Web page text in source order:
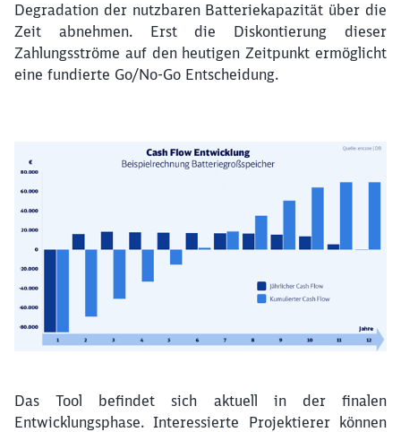
Degradation der nutzbaren Batteriekapazität über die
Zeit abnehmen. Erst die Diskontierung dieser
Zahlungsströme auf den heutigen Zeitpunkt ermöglicht
eine fundierte Go/No-Go Entscheidung.
Das Tool befindet sich aktuell in der finalen
Entwicklungsphase. Interessierte Projektierer können